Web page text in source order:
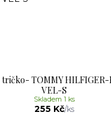
tričko- TOMMY HILFIGER-
VEL-S
255 Kč/ks
Skladem 1 ks